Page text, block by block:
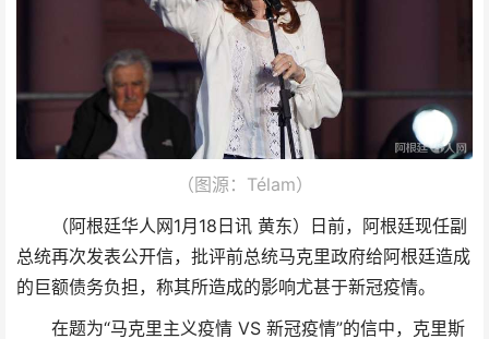
（图源：Télam）
（阿根廷华人网1月18日讯 黄东）日前，阿根廷现任副
总统再次发表公开信，批评前总统马克里政府给阿根廷造成
的巨额债务负担，称其所造成的影响尤甚于新冠疫情。
在题为“马克里主义疫情 VS 新冠疫情”的信中，克里斯